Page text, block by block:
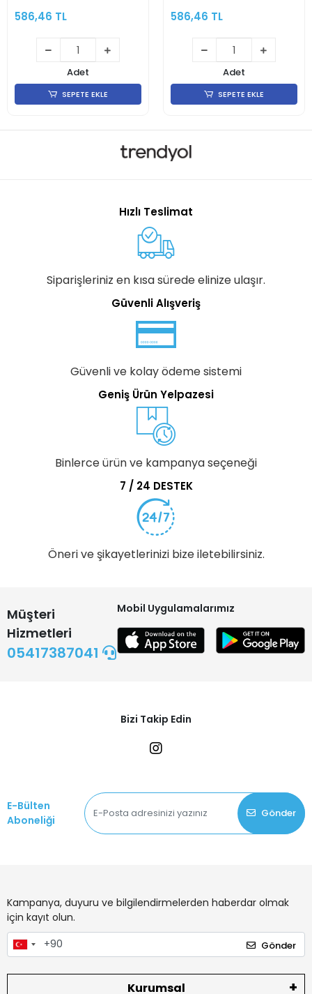
586,46 TL
Adet
SEPETE EKLE
586,46 TL
Adet
SEPETE EKLE
Hızlı Teslimat
Siparişleriniz en kısa sürede elinize ulaşır.
Güvenli Alışveriş
Güvenli ve kolay ödeme sistemi
Geniş Ürün Yelpazesi
Binlerce ürün ve kampanya seçeneği
7 / 24 DESTEK
Öneri ve şikayetlerinizi bize iletebilirsiniz.
Müşteri
Hizmetleri
05417387041
Mobil Uygulamalarımız
Bizi Takip Edin
E-Bülten
Aboneliği
Gönder
Kampanya, duyuru ve bilgilendirmelerden haberdar olmak
için kayıt olun.
Gönder
Kurumsal